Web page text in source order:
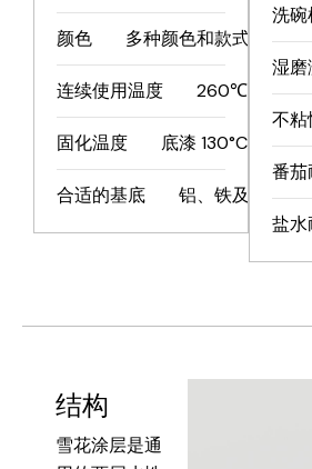
颜色 多种颜色和款式可选
连续使用温度 260℃/500℉
固化温度 底漆 130°C/266°F
合适的基底 铝、铁及其合金
洗碗
湿磨
不粘
番茄
盐
结构
雪花涂层是通